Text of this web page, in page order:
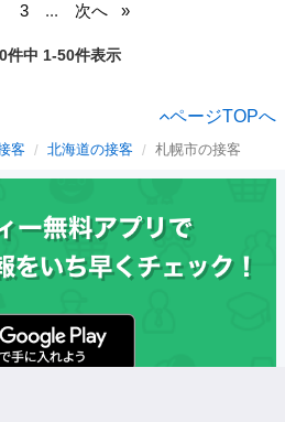
3 ... 次へ
件中 1-50件表示
ページTOPへ
客 北海道の接客 札幌市の接客